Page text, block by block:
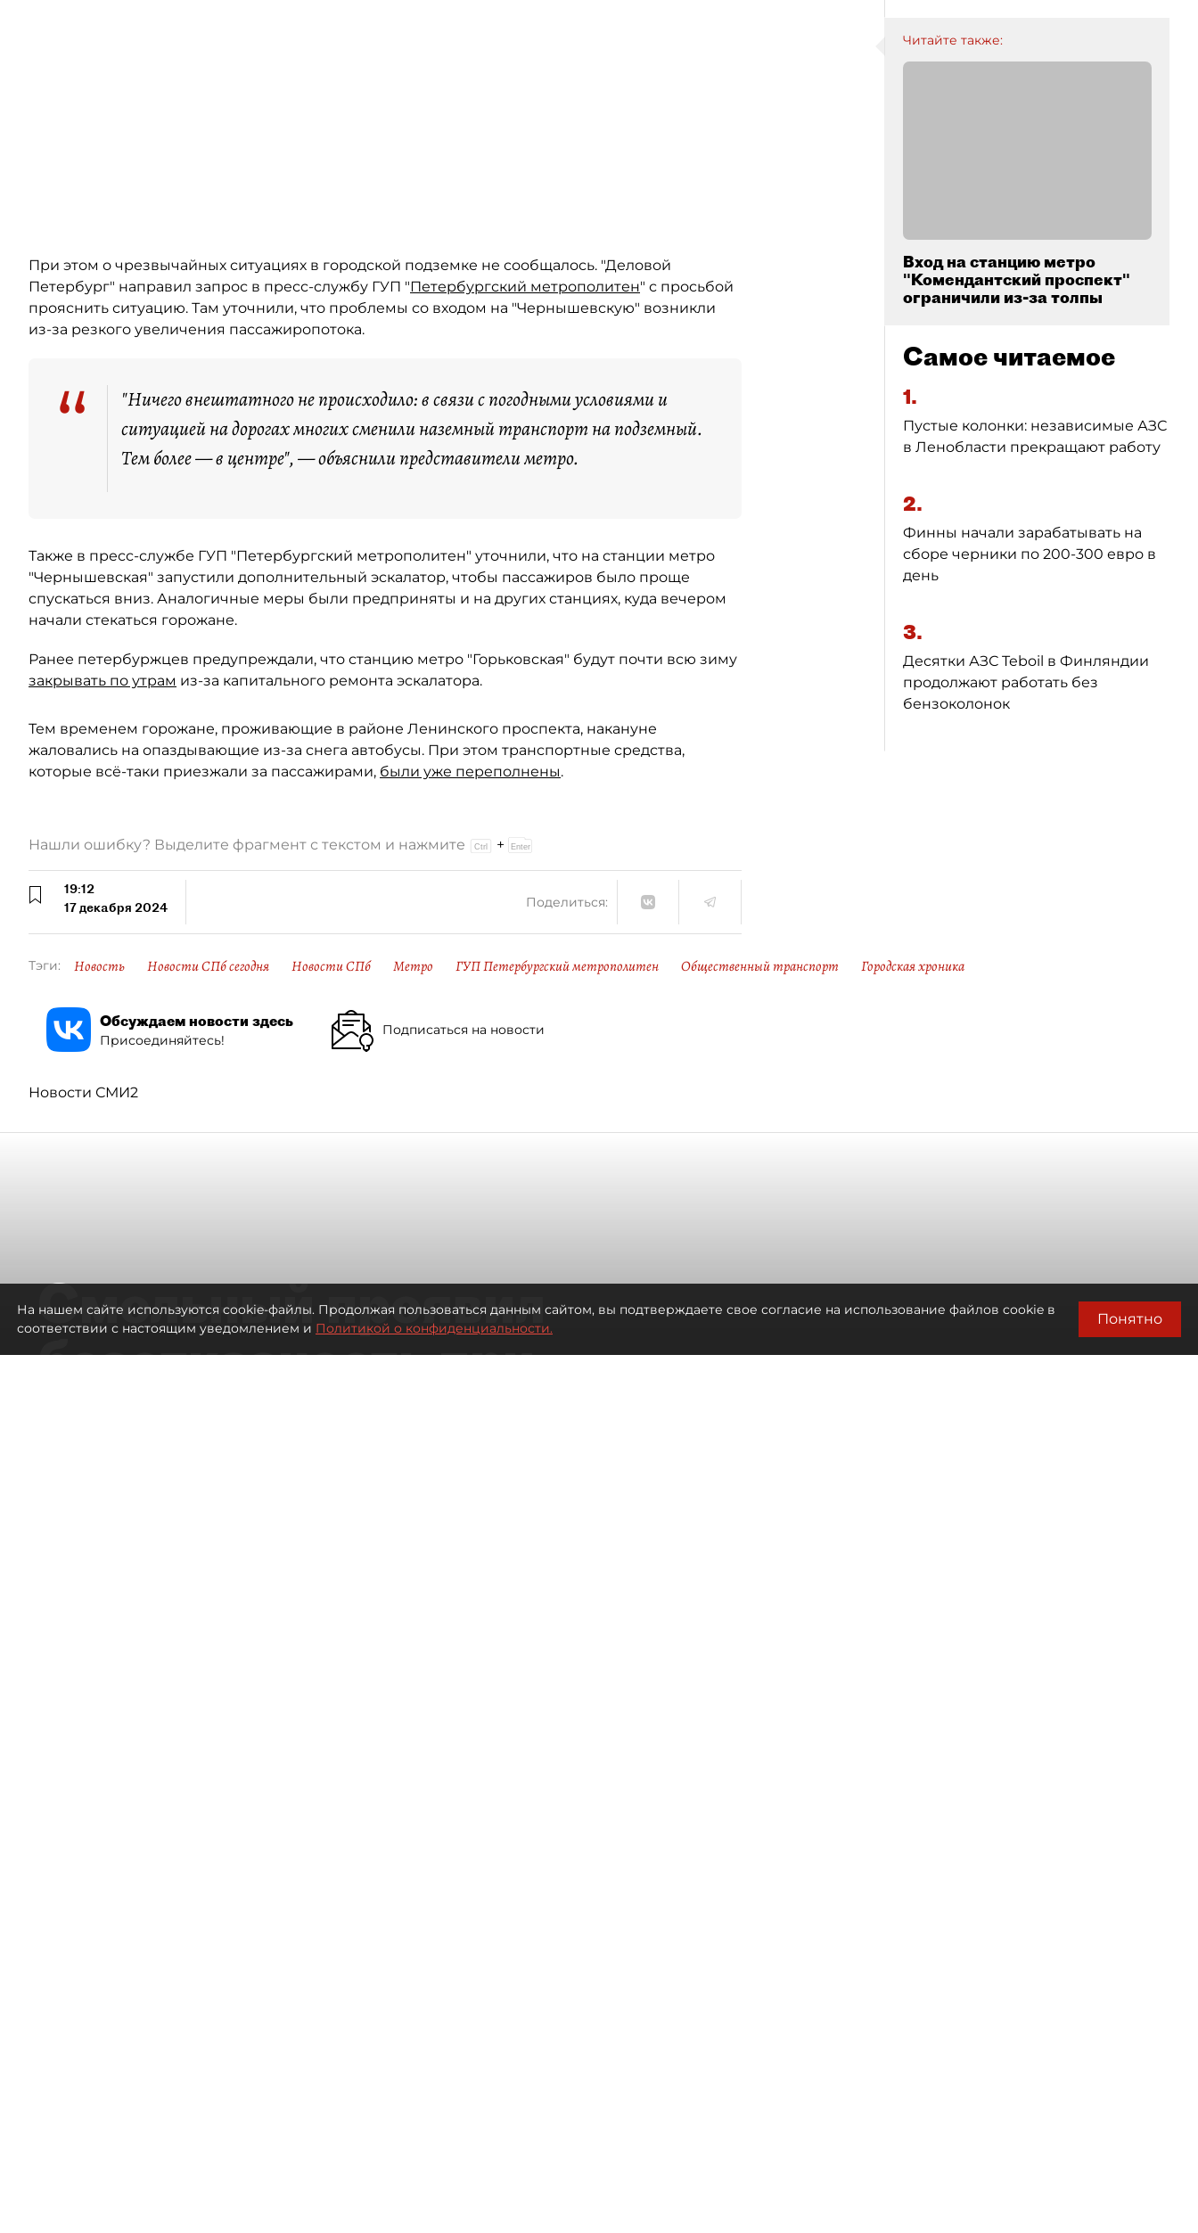
При этом о чрезвычайных ситуациях в городской подземке не сообщалось. "Деловой
Петербург" направил запрос в пресс-службу ГУП "Петербургский метрополитен" с просьбой
прояснить ситуацию. Там уточнили, что проблемы со входом на "Чернышевскую" возникли
из-за резкого увеличения пассажиропотока.
“
"Ничего внештатного не происходило: в связи с погодными условиями и
ситуацией на дорогах многих сменили наземный транспорт на подземный.
Тем более — в центре", — объяснили представители метро.
Также в пресс-службе ГУП "Петербургский метрополитен" уточнили, что на станции метро
"Чернышевская" запустили дополнительный эскалатор, чтобы пассажиров было проще
спускаться вниз. Аналогичные меры были предприняты и на других станциях, куда вечером
начали стекаться горожане.
Ранее петербуржцев предупреждали, что станцию метро "Горьковская" будут почти всю зиму
закрывать по утрам из-за капитального ремонта эскалатора.
Тем временем горожане, проживающие в районе Ленинского проспекта, накануне
жаловались на опаздывающие из-за снега автобусы. При этом транспортные средства,
которые всё-таки приезжали за пассажирами, были уже переполнены.
Читайте также:
Вход на станцию метро
"Комендантский проспект"
ограничили из-за толпы
Самое читаемое
1.
Пустые колонки: независимые АЗС
в Ленобласти прекращают работу
2.
Финны начали зарабатывать на
сборе черники по 200-300 евро в
день
3.
Десятки АЗС Teboil в Финляндии
продолжают работать без
бензоколонок
Нашли ошибку? Выделите фрагмент с текстом и нажмите +
19:12
17 декабря 2024
Поделиться:
Тэги: Новость Новости СПб сегодня Новости СПб Метро ГУП Петербургский метрополитен Общественный транспорт Городская хроника
Обсуждаем новости здесь
Присоединяйтесь!
Подписаться на новости
Новости СМИ2
Смольный проявил
безотказность при
На нашем сайте используются cookie-файлы. Продолжая пользоваться данным сайтом, вы подтверждаете свое согласие на использование файлов cookie в
соответствии с настоящим уведомлением и Политикой о конфиденциальности.
Понятно